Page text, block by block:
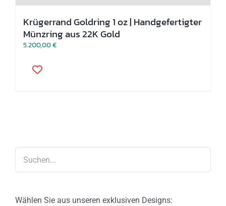
Krügerrand Goldring 1 oz | Handgefertigter
Münzring aus 22K Gold
5.200,00€
Produkt
Produktseite
gewählt
Wählen Sie aus unseren exklusiven Designs: